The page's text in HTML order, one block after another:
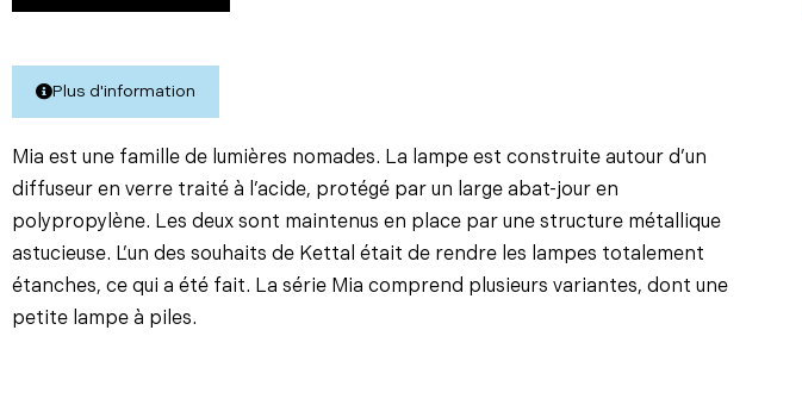
Plus d'information
Mia est une famille de lumières nomades. La lampe est construite autour d’un
diffuseur en verre traité à l’acide, protégé par un large abat-jour en
polypropylène. Les deux sont maintenus en place par une structure métallique
astucieuse. L’un des souhaits de Kettal était de rendre les lampes totalement
étanches, ce qui a été fait. La série Mia comprend plusieurs variantes, dont une
petite lampe à piles.